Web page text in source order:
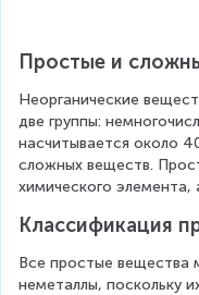
Простые и
Неорганические
две группы:
насчитывается около
сложных веществ.
химического элемента,
Классификация
Все простые вещества
неметаллы, поскольку